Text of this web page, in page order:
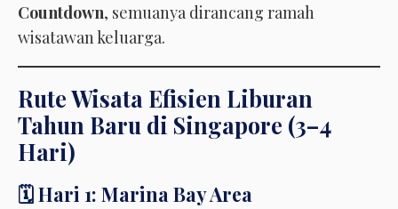
Countdown, semuanya dirancang ramah
wisatawan keluarga.
Rute Wisata Efisien Liburan
Tahun Baru di Singapore (3–4
Hari)
🗓️ Hari 1: Marina Bay Area